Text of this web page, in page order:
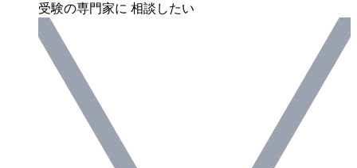
受験の専門家に 相談したい